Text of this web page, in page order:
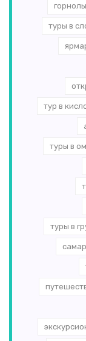
туры в
тур в
туры в
туры в